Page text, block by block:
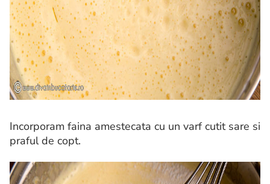
Incorporam faina amestecata cu un varf cutit sare si
praful de copt.